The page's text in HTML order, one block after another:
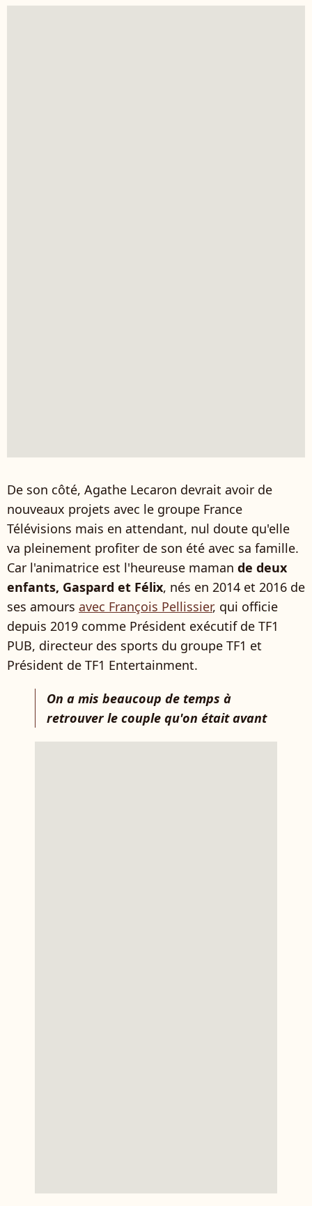
De son côté, Agathe Lecaron devrait avoir de
nouveaux projets avec le groupe France
Télévisions mais en attendant, nul doute qu'elle
va pleinement profiter de son été avec sa famille.
Car l'animatrice est l'heureuse maman de deux
enfants, Gaspard et Félix, nés en 2014 et 2016 de
ses amours avec François Pellissier, qui officie
depuis 2019 comme Président exécutif de TF1
PUB, directeur des sports du groupe TF1 et
Président de TF1 Entertainment.
On a mis beaucoup de temps à
retrouver le couple qu'on était avant